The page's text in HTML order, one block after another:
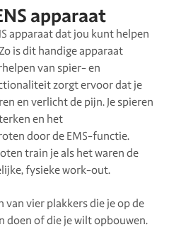
apparaat
apparaat dat jou kunt helpen
is dit handige apparaat
van spier- en
zorgt ervoor dat je
en verlicht de pijn. Je spieren
en het
door de EMS-functie.
train je als het waren de
fysieke work-out.
van vier plakkers die je op de
doen of die je wilt opbouwen.